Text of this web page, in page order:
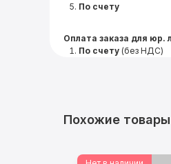
По счету
Оплата заказа для юр.
По счету (без НДС)
Похожие товары